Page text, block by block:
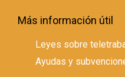
Más información útil
Leyes sobre
Ayudas y